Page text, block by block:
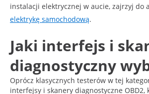
instalacji elektrycznej w aucie, zajrzyj do
elektrykę samochodową.
Jaki interfejs i
diagnostyczny
Oprócz klasycznych testerów w tej
interfejsy i skanery diagnostyczne